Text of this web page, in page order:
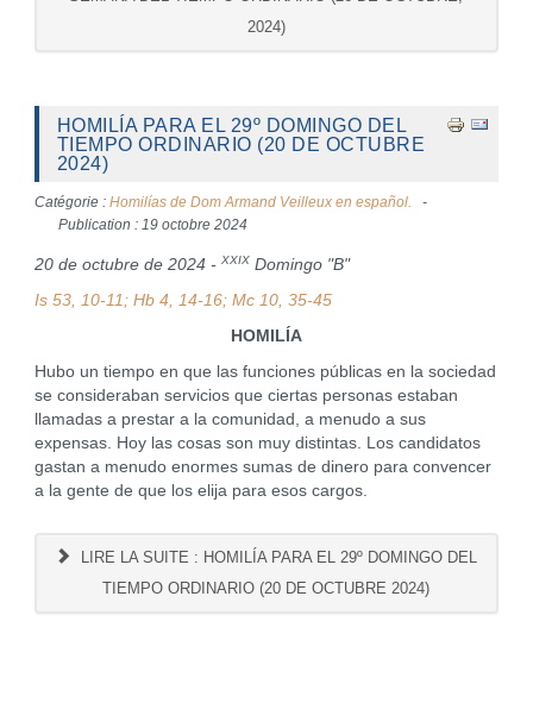
2024)
HOMILÍA PARA EL 29º DOMINGO DEL
TIEMPO ORDINARIO (20 DE OCTUBRE
2024)
Catégorie : Homilías de Dom Armand Veilleux en español.
Publication : 19 octobre 2024
20 de octubre de 2024 - XXIX Domingo "B"
Is 53, 10-11; Hb 4, 14-16; Mc 10, 35-45
HOMILÍA
Hubo un tiempo en que las funciones públicas en la sociedad
se consideraban servicios que ciertas personas estaban
llamadas a prestar a la comunidad, a menudo a sus
expensas. Hoy las cosas son muy distintas. Los candidatos
gastan a menudo enormes sumas de dinero para convencer
a la gente de que los elija para esos cargos.
LIRE LA SUITE : HOMILÍA PARA EL 29º DOMINGO DEL
TIEMPO ORDINARIO (20 DE OCTUBRE 2024)